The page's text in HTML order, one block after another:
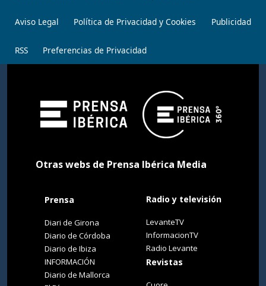
Aviso Legal Política de Privacidad y Cookies Publicidad
RSS Preferencias de Privacidad
Otras webs de Prensa Ibérica Media
Prensa
Diari de Girona
Diario de Córdoba
Diario de Ibiza
INFORMACIÓN
Diario de Mallorca
Radio y televisión
LevanteTV
InformacionTV
Radio Levante
Revistas